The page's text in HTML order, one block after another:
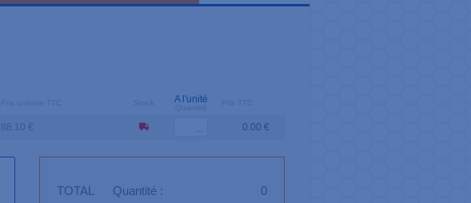
A l'unité
88.10 € 0.00 €
TOTAL Quantité :
0